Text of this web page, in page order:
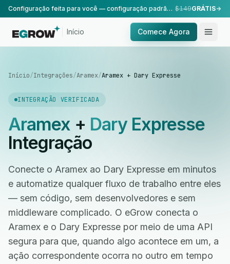
Configuração feita para você — configuração padrão, realizada pela nossa equipe. $149GRÁTIS
Início Comece Agora
Início/Integrações/Aramex/Aramex + Dary Expresse
INTEGRAÇÃO VERIFICADA
Aramex+ Dary Expresse
Integração
Conecte o Aramex ao Dary Expresse em minutos
e automatize qualquer fluxo de trabalho entre eles
— sem código, sem desenvolvedores e sem
middleware complicado. O eGrow conecta o
Aramex e o Dary Expresse por meio de uma API
segura para que, quando algo acontece em um, a
ação correspondente ocorra no outro em tempo